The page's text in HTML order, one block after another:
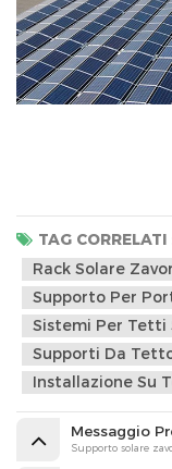
TAG CORRELATI
Rack Solare
Supporto Per
Sistemi Per Tetti
Supporti Da
Installazione Su
Messaggio
Supporto solare